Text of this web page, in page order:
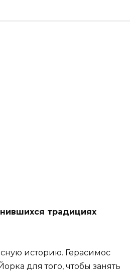
традициях
историю. Герасимос
для того, чтобы занять